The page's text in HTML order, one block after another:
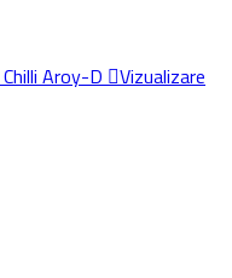
Vizualizare